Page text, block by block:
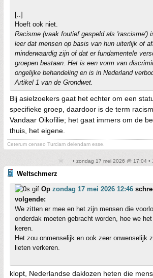
[..]
Hoeft ook niet.
Racisme (vaak foutief gespeld als 'rascisme')
leer dat mensen op basis van hun uiterlijk of
minderwaardig zijn of dat er fundamentele
groepen bestaan. Het is een vorm van
ongelijke behandeling en is in Nederland
Artikel 1 van de Grondwet.
Bij asielzoekers gaat het echter om een
specifieke groep, daardoor is de term
Vandaar Oikofilie; het gaat immers om de
thuis, het eigene.
Ceterum censeo Turciam delendam esse.
• zondag 17 mei 2026 @ 17:04 •
Weltschmerz
Op zondag 17 mei 2026 12:46
volgende:
We zitten er mee en het zijn mensen die
onderdak moeten gebracht worden, hoe we
keren.
Het zou onmenselijk en ook zeer onwenselijk
lieten verkeren.
klopt, Nederlandse daklozen heten die